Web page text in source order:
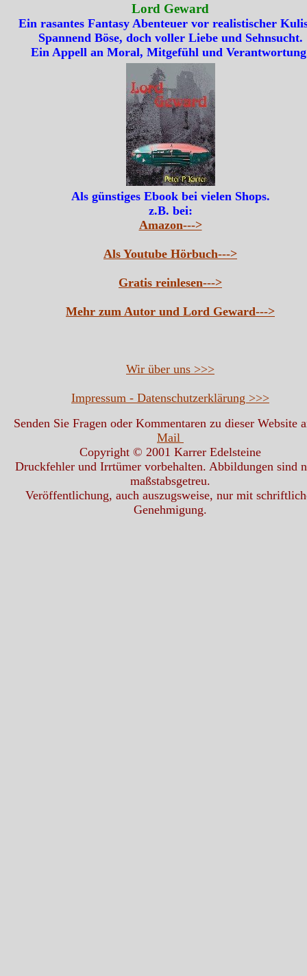
Lord Geward
Ein rasantes Fantasy Abenteuer vor realistischer
Spannend Böse, doch voller Liebe und Sehnsucht.
Ein Appell an Moral, Mitgefühl und
Als günstiges Ebook bei vielen Shops.
z.B. bei:
Amazon--->
Als Youtube Hörbuch--->
Gratis reinlesen--->
Mehr zum Autor und Lord Geward--->
Wir über uns >>>
Impressum - Datenschutzerklärung >>>
Senden Sie Fragen oder Kommentaren zu dieser Website
Mail
Copyright © 2001 Karrer Edelsteine
Druckfehler und Irrtümer vorbehalten. Abbildungen sind
maßstabsgetreu.
Veröffentlichung, auch auszugsweise, nur mit
Genehmigung.